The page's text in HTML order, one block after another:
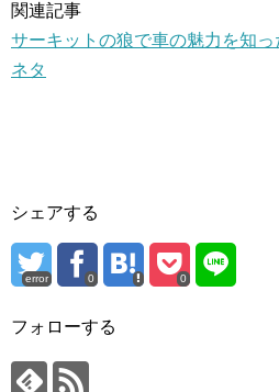
関連記事
サーキットの狼で車の魅力を知
ネタ
シェアする
error 0 0
フォローする